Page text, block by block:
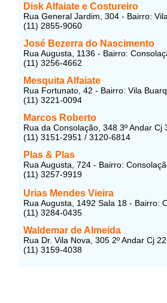
Disk Alfaiate e Costureiro
Rua General Jardim, 304 - Bairro:
(11) 2855-9060
José Bezerra do Nascimento
Rua Augusta, 1136 - Bairro:
(11) 3256-4662
Mesquita Alfaiate
Rua Fortunato, 42 - Bairro: Vila
(11) 3221-0094
Marcos Roberto
Rua da Consolação, 348 3º Andar
(11) 3151-2951 / 3120-6814
Plas & Plas
Rua Augusta, 724 - Bairro:
(11) 3257-9919
Urias Mendes Vieira
Rua Augusta, 1492 Sala 18 - Bairro:
(11) 3284-0435
Waldemar de Almeida
Rua Dr. Vila Nova, 305 2º Andar Cj
(11) 3159-4038